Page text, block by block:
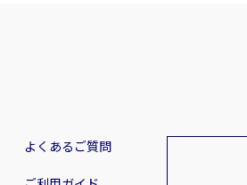
よくあるご質問